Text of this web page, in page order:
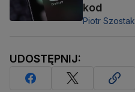
kod
Piotr Szostak
UDOSTĘPNIJ: